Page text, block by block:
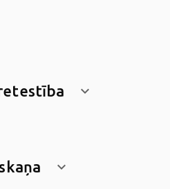
keyboard_arrow_down
keyboard_arrow_down